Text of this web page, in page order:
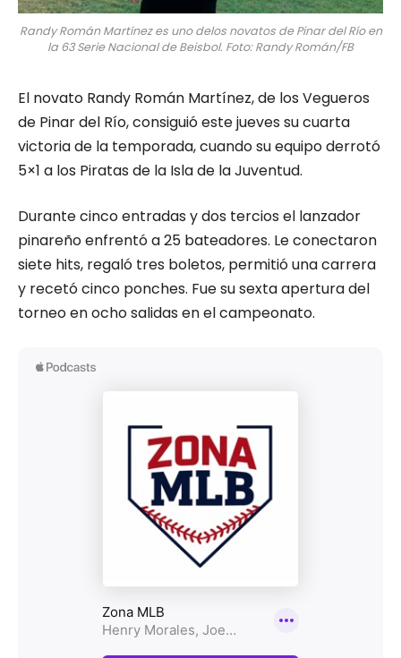
Randy Román Martínez es uno delos novatos de Pinar del Río en
la 63 Serie Nacional de Beisbol. Foto: Randy Román/FB
El novato Randy Román Martínez, de los Vegueros
de Pinar del Río, consiguió este jueves su cuarta
victoria de la temporada, cuando su equipo derrotó
5×1 a los Piratas de la Isla de la Juventud.
Durante cinco entradas y dos tercios el lanzador
pinareño enfrentó a 25 bateadores. Le conectaron
siete hits, regaló tres boletos, permitió una carrera
y recetó cinco ponches. Fue su sexta apertura del
torneo en ocho salidas en el campeonato.